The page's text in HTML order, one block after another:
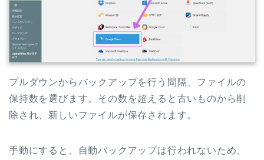
プルダウンからバックアップを行う間隔、ファイルの
保持数を選びます。その数を超えると古いものから削
除され、新しいファイルが保存されます。
手動にすると、自動バックアップは行われないため、